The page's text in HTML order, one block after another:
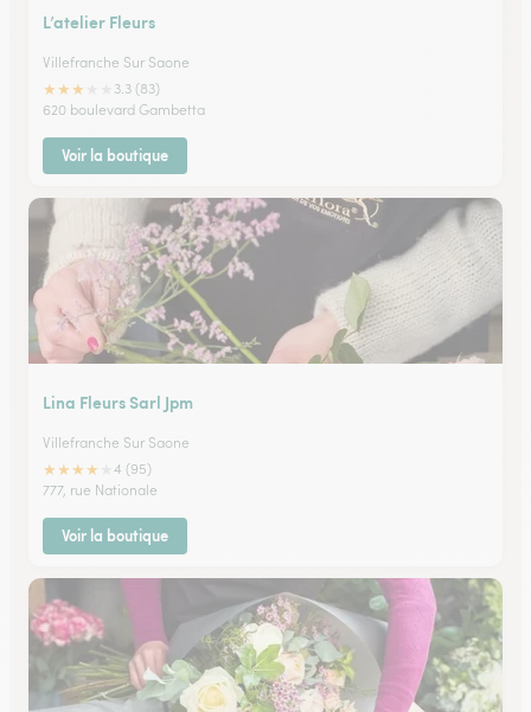
L’atelier Fleurs
Villefranche Sur Saone
★★★
3.3 (83)
620 boulevard Gambetta
Voir la boutique
Lina Fleurs Sarl Jpm
Villefranche Sur Saone
★★★★
4 (95)
777, rue Nationale
Voir la boutique